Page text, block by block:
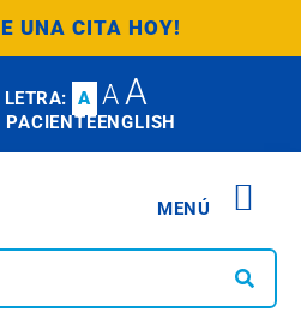
herramientas
UNA CITA HOY!
A AA
PACIENTEENGLISH
MENÚ